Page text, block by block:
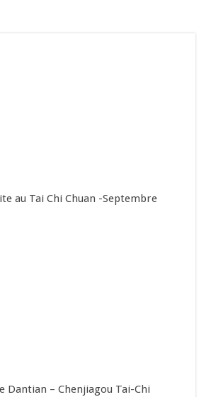
au Tai Chi Chuan -Septembre
Dantian – Chenjiagou Tai-Chi